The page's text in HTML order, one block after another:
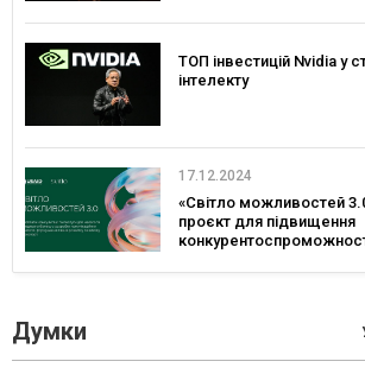
ТОП інвестицій Nvidia у
інтелекту
17.12.2024
«Світло можливостей
проєкт для підвищення
Думки